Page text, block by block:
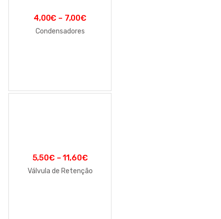
4,00€ – 7,00€
Condensadores
5,50€–11,60€
Válvula de Retenção